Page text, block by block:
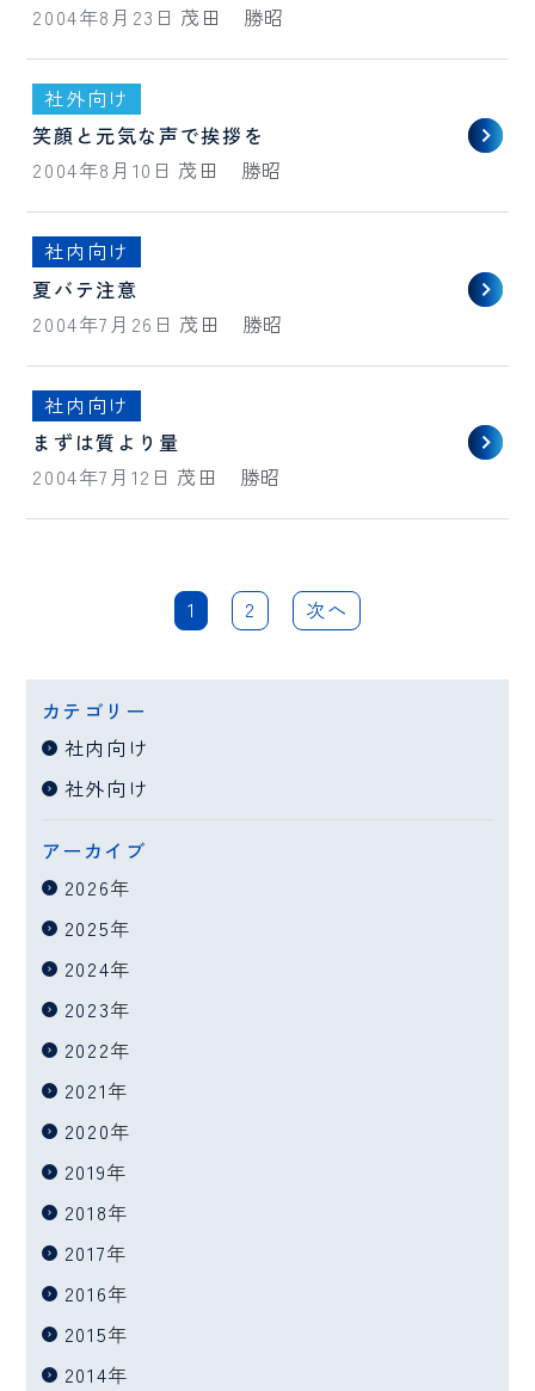
カテゴリー
社内向け
社外向け
アーカイブ
2026年
2025年
2024年
2023年
2022年
2021年
2020年
2019年
2018年
2017年
2016年
2015年
2014年
2004年8月23日 茂田 勝昭
社外向け
笑顔と元気な声で挨拶を
2004年8月10日 茂田 勝昭
社内向け
夏バテ注意
2004年7月26日 茂田 勝昭
社内向け
まずは質より量
2004年7月12日 茂田 勝昭
1 2 次へ